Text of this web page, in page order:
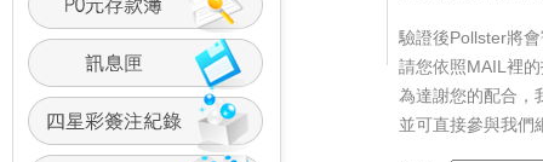
驗證後Pollster將
請您依照MAIL裡
為達謝您的配合，
並可直接參與我們